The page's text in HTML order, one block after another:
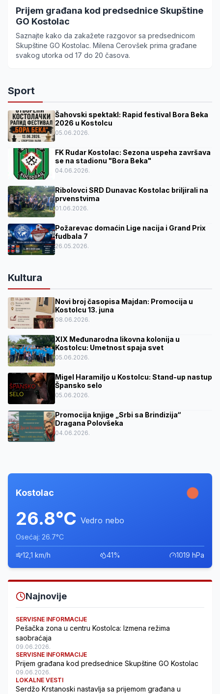
Prijem građana kod predsednice Skupštine
GO Kostolac
Saznajte kako da zakažete razgovor sa predsednicom
Skupštine GO Kostolac. Milena Cerovšek prima građane
svakog utorka od 17 do 20 časova.
Sport
Šahovski spektakl: Rapid festival Bora Beka
2026 u Kostolcu
05.06.2026.
FK Rudar Kostolac: Sezona uspeha završava
se na stadionu "Bora Beka"
04.06.2026.
Ribolovci SRD Dunavac Kostolac briljirali na
prvenstvima
01.06.2026.
Požarevac domaćin Lige nacija i Grand Prix
fudbala 7
26.05.2026.
Kultura
Novi broj časopisa Majdan: Promocija u
Kostolcu 13. juna
08.06.2026.
XIX Međunarodna likovna kolonija u
Kostolcu: Umetnost spaja svet
05.06.2026.
Migel Haramiljo u Kostolcu: Stand-up nastup
Špansko selo
05.06.2026.
Promocija knjige „Srbi sa Brindizija“
Dragana Polovšeka
04.06.2026.
Kostolac
26.8°C Vedro nebo
Osećaj: 26.7°C
12,1 km/h 41% 1019 hPa
Najnovije
SERVISNE INFORMACIJE
Pešačka zona u centru Kostolca: Izmena režima
saobraćaja
09.06.2026.
SERVISNE INFORMACIJE
Prijem građana kod predsednice Skupštine GO Kostolac
09.06.2026.
LOKALNE VESTI
Serdžo Krstanoski nastavlja sa prijemom građana u